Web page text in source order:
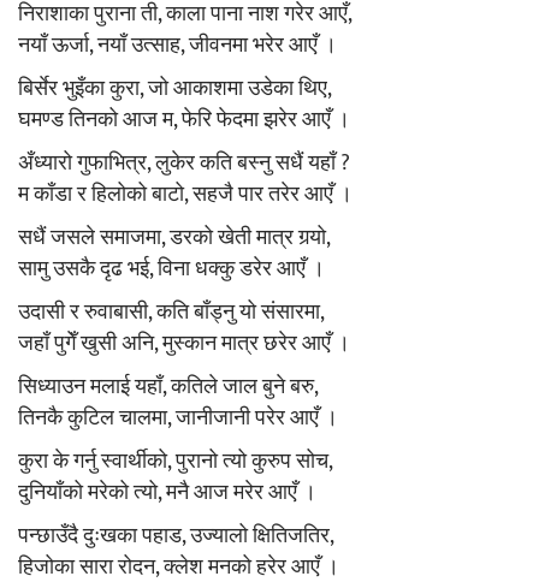
निराशाका पुराना ती, काला पाना नाश गरेर आएँ,
नयाँ ऊर्जा, नयाँ उत्साह, जीवनमा भरेर आएँ ।
बिर्सेर भुइँका कुरा, जो आकाशमा उडेका थिए,
घमण्ड तिनको आज म, फेरि फेदमा झरेर आएँ ।
अँध्यारो गुफाभित्र, लुकेर कति बस्नु सधैं यहाँ ?
म काँडा र हिलोको बाटो, सहजै पार तरेर आएँ ।
सधैं जसले समाजमा, डरको खेती मात्र गर्‍यो,
सामु उसकै दृढ भई, विना धक्कु डरेर आएँ ।
उदासी र रुवाबासी, कति बाँड्नु यो संसारमा,
जहाँ पुगेँ खुसी अनि, मुस्कान मात्र छरेर आएँ ।
सिध्याउन मलाई यहाँ, कतिले जाल बुने बरु,
तिनकै कुटिल चालमा, जानीजानी परेर आएँ ।
कुरा के गर्नु स्वार्थीको, पुरानो त्यो कुरुप सोच,
दुनियाँको मरेको त्यो, मनै आज मरेर आएँ ।
पन्छाउँदै दुःखका पहाड, उज्यालो क्षितिजतिर,
हिजोका सारा रोदन, क्लेश मनको हरेर आएँ ।